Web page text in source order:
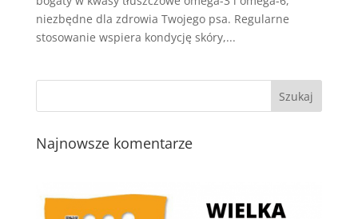
niezbędne dla zdrowia Twojego psa. Regularne
stosowanie wspiera kondycję skóry,...
Najnowsze komentarze